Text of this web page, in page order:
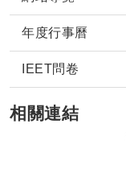
年度行事曆
IEET問卷
相關連結